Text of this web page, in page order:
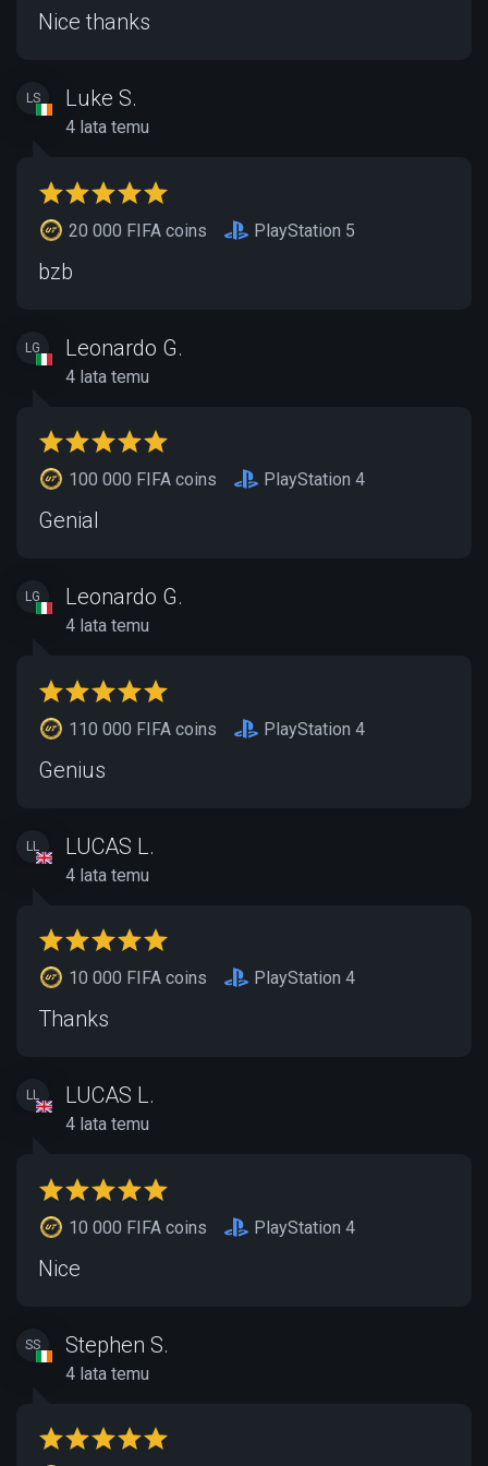
Nice thanks
LS Luke S.
4 lata temu
20 000 FIFA coins PlayStation 5
bzb
LG Leonardo G.
4 lata temu
100 000 FIFA coins PlayStation 4
Genial
LG Leonardo G.
4 lata temu
110 000 FIFA coins PlayStation 4
Genius
LL LUCAS L.
4 lata temu
10 000 FIFA coins PlayStation 4
Thanks
LL LUCAS L.
4 lata temu
10 000 FIFA coins PlayStation 4
Nice
SS Stephen S.
4 lata temu